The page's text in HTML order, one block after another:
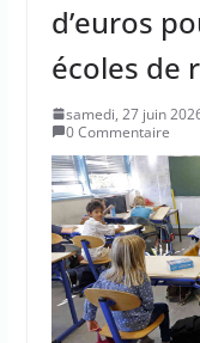
d’euros
écoles de
samedi, 27 juin
0 Commentaire